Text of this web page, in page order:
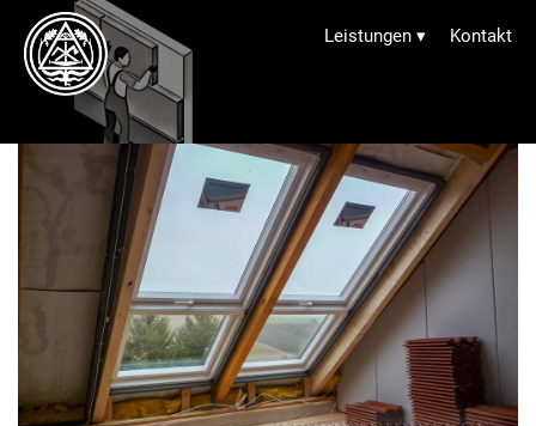
Leistungen ▾ Kontakt
Trockenbau